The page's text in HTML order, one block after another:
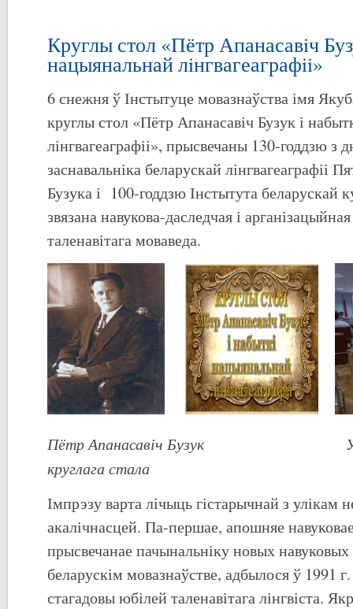
Круглы стол «Пётр Апанасавiч
нацыянальнай лiнгвагеаграфii»
6 снежня ў Інстытуце мовазнаўства імя
круглы стол «Пётр Апанасавіч Бузук і
лінгвагеаграфіі», прысвечаны 130-годдзю з
заснавальніка беларускай лінгвагеаграфіі
Бузука і 100-годдзю Інстытута беларускай
звязана навукова-даследчая і
таленавітага моваведа.
Пётр Апанасавіч Бузук
круглага стала
Імпрэзу варта лічыць гістарычнай з улікам
акалічнасцей. Па-першае, апошняе
прысвечанае пачынальніку новых
беларускім мовазнаўстве, адбылося ў 1991
стагадовы юбілей таленавітага лінгвіста.